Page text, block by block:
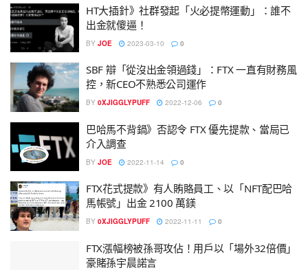
HT大插針》社群發起「火必提幣運動」：誰不
出金就傻逼！
BY JOE 2023-03-10 0
SBF 辯「從沒出金領過錢」：FTX 一直有財務風
控，新CEO不熟悉公司運作
BY 0XJIGGLYPUFF 2022-12-06 0
巴哈馬不背鍋》否認令 FTX 優先提款、當局已
介入調查
BY JOE 2022-11-14 0
FTX花式提款》有人賄賂員工、以「NFT配巴哈
馬帳號」出金 2100 萬鎂
BY 0XJIGGLYPUFF 2022-11-11 0
FTX漲幅榜被孫哥攻佔！用戶以「場外32倍價」
豪賭孫宇晨諾言